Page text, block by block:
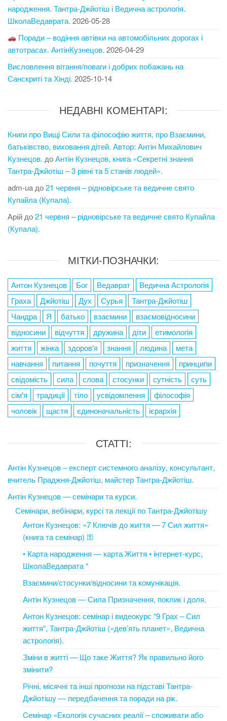
народження. Тантра-Джйотіш і Ведична астрологія.
ШколаВедаврата. 2026-05-28
Поради – водіння автівки на автомобільних дорогах і
автотрасах. АнтінКузнецов. 2026-04-29
Висловлення вітання/поваги і добрих побажань на
Санскриті та Хінді. 2025-10-14
НЕДАВНІ КОМЕНТАРІ:
Книги про Вищі Сили та філософію життя, про Взаємини,
батьківство, виховання дітей. Автор: Антін Михайлович
Кузнецов. доАнтін Кузнецов, книга «Секретні знання
Тантра-Джйотіш – 3 рівні та 5 станів людей».
adm-ua до21 червня – рідновірське та ведичне свято
Купайла (Купала).
Арій до21 червня – рідновірське та ведичне свято Купайла
(Купала).
МІТКИ-ПОЗНАЧКИ:
Антон Кузнецов Бог Ведаврат
Ведична Астрологія
Граха
Джйотіш Дух Сурья
Тантра-Джйотіш
Чандра
Я батько взаємини
взаємовідносини
відносини
відчуття дружина діти
етимологія
життя
жінка здоров'я знання людина
мета
навчання
питання почуття призначення
принципи
свідомість
сила слова стосунки сутність
суть
сім'я
традиції тіло усвідомлення
філософія
чоловік
щастя єдиноначальність ієрархія
СТАТТІ:
Антін Кузнецов – експерт системного аналізу, консультант,
вчитель Праджня-Джйотіш, майстер Тантра-Джйотіш.
Антін Кузнецов — семінари та курси.
Семінари, вебінари, курсі та лекції по Тантра-Джйотішу
Антон Кузнецов: «7 Ключів до життя — 7 Сил життя»
(книга та семінар) ⚿
• Карта народження — карта Життя • інтернет-курс,
ШколаВедаврата *
Взаємини/стосунки/відносини та комунікація.
Антін Кузнецов — Сила Призначення, поклик і доля.
Антон Кузнецов: семінар і видеокурс “9 Грах – Сил
життя”, Тантра-Джйотіш («дев’ять планет», Ведична
астрологія).
Зміни в житті — Що таке Життя? Як правильно його
змінити?
Річні, місячні та інші прогнози на підставі Тантра-
Джйотішу — передбачення та поради на рік.
Cемінар «Екологія сучасних реалії – споживати або